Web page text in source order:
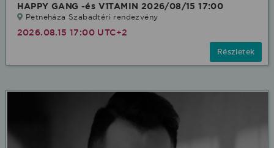
HAPPY GANG -és V1TAMIN 2026/08/15 17:00
Petneháza Szabadtéri rendezvény
2026.08.15 17:00 UTC+2
Részletek